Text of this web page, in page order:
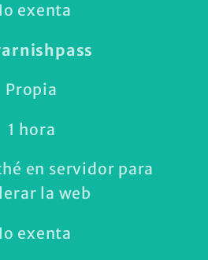
exenta
Propia
1 hora
en servidor para
la web
exenta